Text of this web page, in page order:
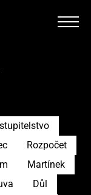
Rozpočet
Martínek
Důl